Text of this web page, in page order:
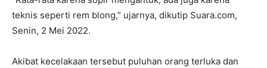
teknis seperti rem blong,” ujarnya, dikutip Suara.com,
Senin, 2 Mei 2022.
Akibat kecelakaan tersebut puluhan orang terluka dan